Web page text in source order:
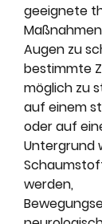
geeignete
Augen zu
bestimmte
möglich zu
auf einem
oder auf
Untergrund
werden,